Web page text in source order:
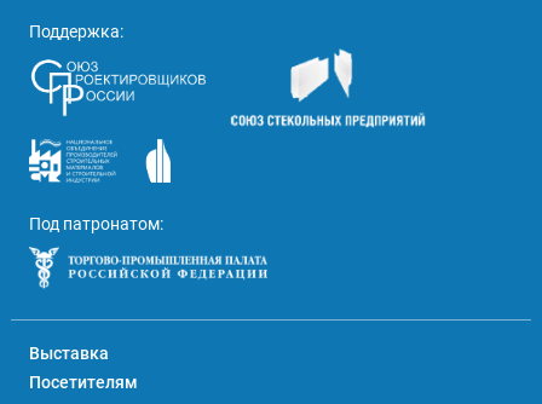
Поддержка:
Под патронатом:
Выставка
Посетителям